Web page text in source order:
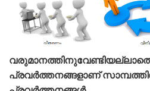
പ്രവര്‍ത്തനങ്ങളാണ്‌